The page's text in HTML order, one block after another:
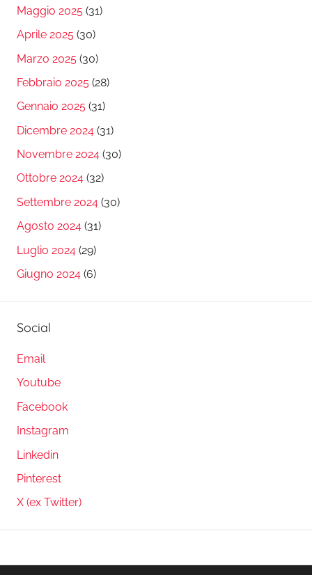
Maggio 2025 (31)
Aprile 2025 (30)
Marzo 2025 (30)
Febbraio 2025 (28)
Gennaio 2025 (31)
Dicembre 2024 (31)
Novembre 2024 (30)
Ottobre 2024 (32)
Settembre 2024 (30)
Agosto 2024 (31)
Luglio 2024 (29)
Giugno 2024 (6)
Social
Email
Youtube
Facebook
Instagram
Linkedin
Pinterest
X (ex Twitter)